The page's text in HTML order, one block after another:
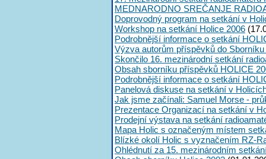
MEDNARODNO SREČANJE
Doprovodný program na setkání v
Workshop na setkání Holice 2006
Podrobnější informace o setkání
Výzva autorům příspěvků do
Skončilo 16. mezinárodní setkání
Obsah sborníku příspěvků HOLICE
Podrobnější informace o setkání
Panelová diskuse na setkání v
Jak jsme začínali: Samuel Morse -
Prezentace Organizací na setkání v
Prodejní výstava na setkání
Mapa Holic s označeným místem
Blízké okolí Holic s vyznačením RZ-
Ohlédnutí za 15. mezinárodním